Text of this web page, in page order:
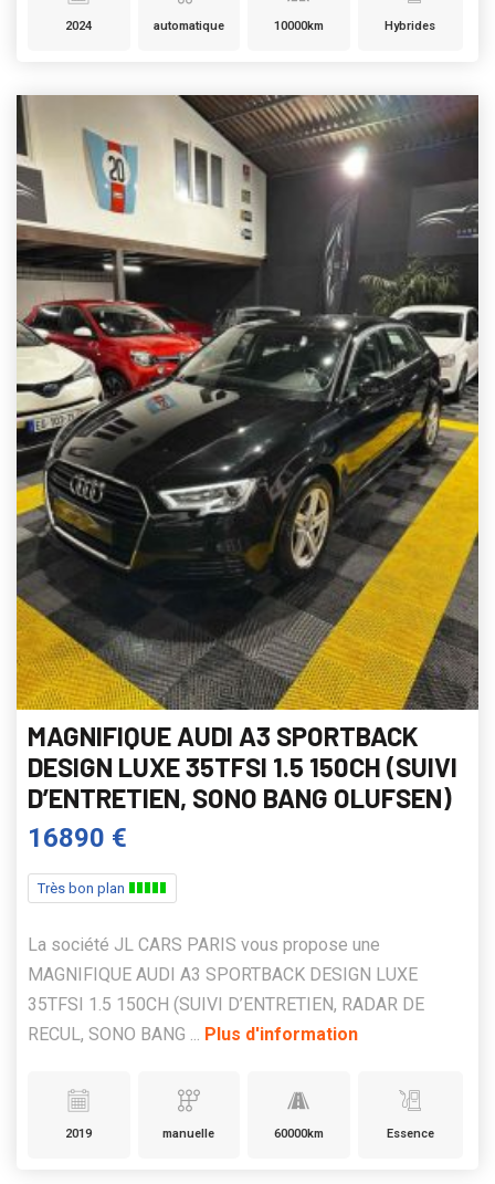
2024 automatique 10000km Hybrides
MAGNIFIQUE AUDI A3 SPORTBACK
DESIGN LUXE 35TFSI 1.5 150CH (SUIVI
D’ENTRETIEN, SONO BANG OLUFSEN)
16890 €
Très bon plan
La société JL CARS PARIS vous propose une
MAGNIFIQUE AUDI A3 SPORTBACK DESIGN LUXE
35TFSI 1.5 150CH (SUIVI D’ENTRETIEN, RADAR DE
RECUL, SONO BANG ... Plus d'information
2019 manuelle 60000km Essence